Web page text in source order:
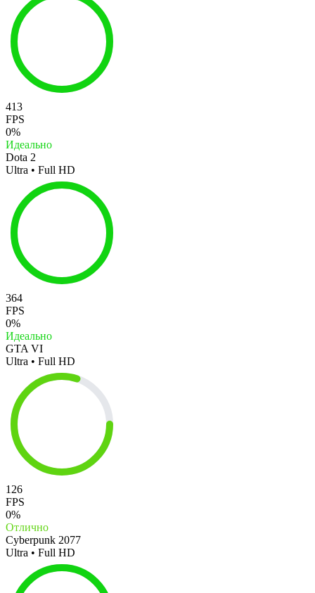
413
FPS
0%
Идеально
Dota 2
Ultra • Full HD
364
FPS
0%
Идеально
GTA VI
Ultra • Full HD
126
FPS
0%
Отлично
Cyberpunk 2077
Ultra • Full HD